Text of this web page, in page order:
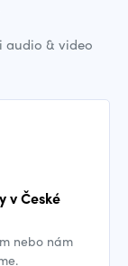
audio & video
v České
nebo nám